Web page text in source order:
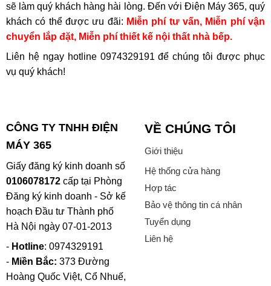
Giao hàng toàn quốc, đổi trả dễ dàng theo chính
sách của hãng.
6.3 Cảnh báo hàng giả, hàng nhái khi mua không đúng
hệ thống
tránh rủi ro, khách hàng nên:
Kiểm tra tem chống hàng giả và mã QR trên thân
máy hoặc bao bì.
Yêu cầu phiếu bảo hành chính hãng Malloca và hóa
đơn VAT khi nhận hàng.
Không nên mua sản phẩm có giá quá thấp so với giá
niêm yết nếu không phải từ đại lý ủy quyền của
Malloca.
Khi mua online, hãy đảm bảo website có chứng
nhận phân phối chính hãng và thông tin liên hệ rõ
sẽ làm quý khách hàng hài lòng. Đến với Điện Máy 365, quý
khách có thể được ưu đãi: Miễn phí tư vấn, Miễn phí vận
chuyển lắp đặt, Miễn phí thiết kế nội thất nhà bếp.
Liên hệ ngay hotline 0974329191 để chúng tôi được phục
vụ quý khách!
CÔNG TY TNHH ĐIỆN
MÁY 365
Giấy đăng ký kinh doanh số
0106078172cấp tại Phòng
Đăng ký kinh doanh - Sở kế
hoạch Đầu tư Thành phố
Hà Nội ngày 07-01-2013
- Hotline: 0974329191
- Miền Bắc: 373 Đường
Hoàng Quốc Việt, Cổ Nhuế,
VỀ CHÚNG TÔI
Giới thiệu
Hệ thống cửa hàng
Hợp tác
Bảo vệ thông tin cá nhân
Tuyển dụng
Liên hệ